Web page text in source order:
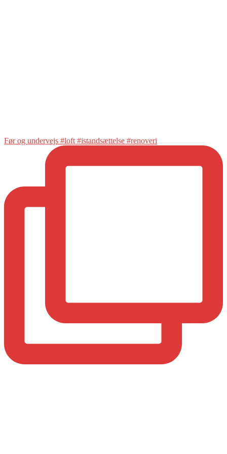
Før og undervejs #loft #istandsættelse #renoveri